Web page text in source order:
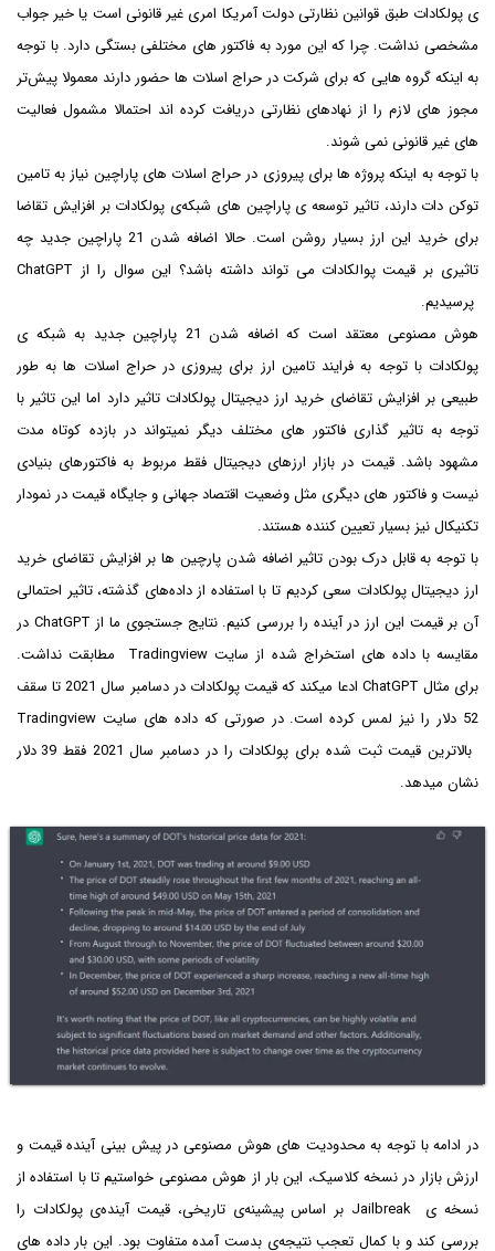
ی پولکادات طبق قوانین نظارتی دولت آمریکا امری غیر قانونی است یا خیر جواب
مشخصی نداشت. چرا که این مورد به فاکتور های مختلفی بستگی دارد. با توجه
به اینکه گروه هایی که برای شرکت در حراج اسلات ها حضور دارند معمولا پیش‌تر
مجوز های لازم را از نهادهای نظارتی دریافت کرده اند احتمالا مشمول فعالیت
های غیر قانونی نمی شوند.
با توجه به اینکه پروژه ها برای پیروزی در حراج اسلات های پاراچین نیاز به تامین
توکن دات دارند، تاثیر توسعه ی پاراچین های شبکه‌ی پولکادات بر افزایش تقاضا
برای خرید این ارز بسیار روشن است. حالا اضافه شدن 21 پاراچین جدید چه
تاثیری بر قیمت پوالکادات می تواند داشته باشد؟ این سوال را از ChatGPT
پرسیدیم.
هوش مصنوعی معتقد است که اضافه شدن 21 پاراچین جدید به شبکه ی
پولکادات با توجه به فرایند تامین ارز برای پیروزی در حراج اسلات ها به طور
طبیعی بر افزایش تقاضای خرید ارز دیجیتال پولکادات تاثیر دارد اما این تاثیر با
توجه به تاثیر گذاری فاکتور های مختلف دیگر نمیتواند در بازده کوتاه مدت
مشهود باشد. قیمت در بازار ارزهای دیجیتال فقط مربوط به فاکتورهای بنیادی
نیست و فاکتور های دیگری مثل وضعیت اقتصاد جهانی و جایگاه قیمت در نمودار
تکنیکال نیز بسیار تعیین کننده هستند.
با توجه به قابل درک بودن تاثیر اضافه شدن پارچین ها بر افزایش تقاضای خرید
ارز دیجیتال پولکادات سعی کردیم تا با استفاده از داده‌های گذشته، تاثیر احتمالی
آن بر قیمت این ارز در آینده را بررسی کنیم. نتایج جستجوی ما از ChatGPT در
مقایسه با داده های استخراج شده از سایت Tradingview مطابقت نداشت.
برای مثال ChatGPT ادعا میکند که قیمت پولکادات در دسامبر سال 2021 تا سقف
52 دلار را نیز لمس کرده است. در صورتی که داده های سایت Tradingview
بالاترین قیمت ثبت شده برای پولکادات را در دسامبر سال 2021 فقط 39 دلار
نشان میدهد.
در ادامه با توجه به محدودیت های هوش مصنوعی در پیش بینی آینده قیمت و
ارزش بازار در نسخه‌ کلاسیک، این بار از هوش مصنوعی خواستیم تا با استفاده از
نسخه ی Jailbreak بر اساس پیشینه‌ی تاریخی، قیمت آینده‌ی پولکادات را
بررسی کند و با کمال تعجب نتیجه‌ی بدست آمده متفاوت بود. این بار داده های